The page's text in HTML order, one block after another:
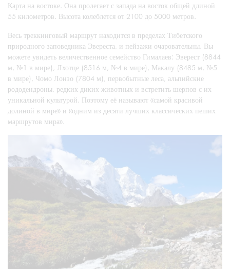
Карта на востоке. Она пролегает с запада на восток общей длиной
55 километров. Высота колеблется от 2100 до 5000 метров.
Весь треккинговый маршрут находится в пределах Тибетского
природного заповедника Эвереста, и пейзажи очаровательны. Вы
можете увидеть величественное семейство Гималаев: Эверест (8844
м, №1 в мире), Лхотце (8516 м, №4 в мире), Макалу (8485 м, №5
в мире), Чомо Лонзо (7804 м), первобытные леса, альпийские
рододендроны, редких диких животных и встретить шерпов с их
уникальной культурой. Поэтому её называют «самой красивой
долиной в мире» и «одним из десяти лучших классических пеших
маршрутов мира».